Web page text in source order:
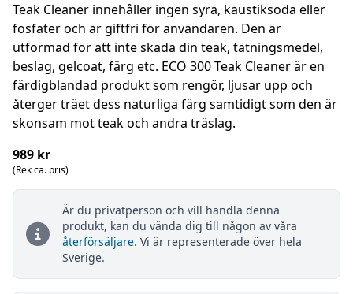
Teak Cleaner innehåller ingen syra, kaustiksoda eller
fosfater och är giftfri för användaren. Den är
utformad för att inte skada din teak, tätningsmedel,
beslag, gelcoat, färg etc. ECO 300 Teak Cleaner är en
färdigblandad produkt som rengör, ljusar upp och
återger träet dess naturliga färg samtidigt som den är
skonsam mot teak och andra träslag.
989 kr
(Rek ca. pris)
Är du privatperson och vill handla denna
produkt, kan du vända dig till någon av våra
återförsäljare. Vi är representerade över hela
Sverige.